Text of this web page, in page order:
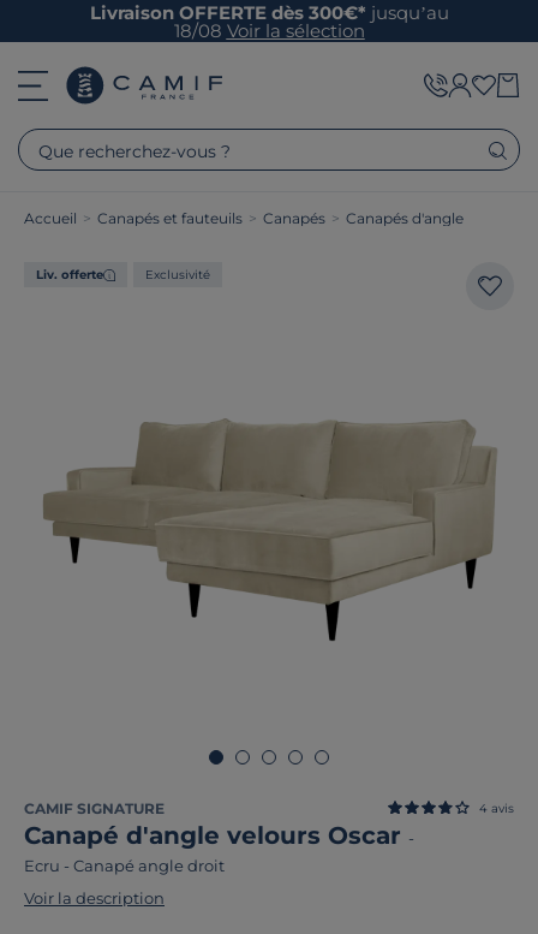
Livraison OFFERTE dès 300€* jusqu’au
18/08 Voir la sélection
Que recherchez-vous ?
Accueil > Canapés et fauteuils > Canapés > Canapés d'angle
Liv. offerte Exclusivité
CAMIF SIGNATURE
Canapé d'angle velours Oscar -
Ecru - Canapé angle droit
4 avis
Voir la description